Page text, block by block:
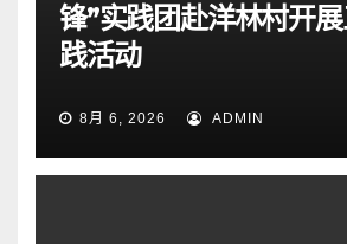
锋”实践团赴洋林村开
践活动
8月 6, 2026 ADMIN